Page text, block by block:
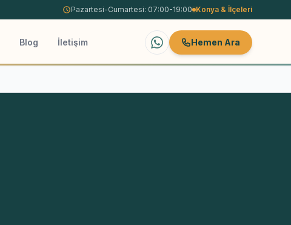
Pazartesi-Cumartesi: 07:00-19:00 Konya & İlçeleri
Blog İletişim Hemen Ara